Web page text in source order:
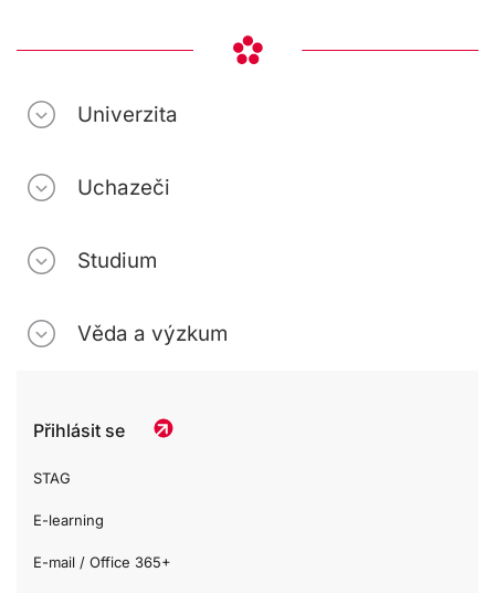
Univerzita
Uchazeči
Studium
Věda a výzkum
Přihlásit se
STAG
E-learning
E-mail / Office 365+